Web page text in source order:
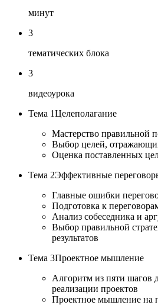
минут
3
тематических блока
3
видеоурока
Тема 1Целеполагание
Мастерство правильной
Выбор целей,
Оценка поставленных
Тема 2Эффективные
Главные ошибки
Подготовка к
Анализ собеседника и
Выбор правильной
результатов
Тема 3Проектное мышление
Алгоритм из пяти шагов
реализации проектов
Проектное мышление на